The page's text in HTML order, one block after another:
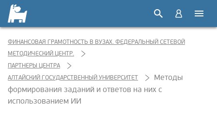
ФИНАНСОВАЯ ГРАМОТНОСТЬ В ВУЗАХ. ФЕДЕРАЛЬНЫЙ СЕТЕВОЙ
МЕТОДИЧЕСКИЙ ЦЕНТР.
ПАРТНЕРЫ ЦЕНТРА
АЛТАЙСКИЙ ГОСУДАРСТВЕННЫЙ УНИВЕРСИТЕТ
Методы
формирования заданий и ответов на них с
использованием ИИ